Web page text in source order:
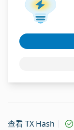
查看 TX Hash